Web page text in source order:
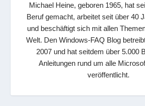
Michael Heine, geboren 1965, hat
Beruf gemacht, arbeitet seit über 40
und beschäftigt sich mit allen
Welt. Den Windows-FAQ Blog
2007 und hat seitdem über 5.000
Anleitungen rund um alle
veröffentlicht.